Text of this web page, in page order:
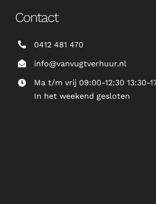
Contact
0412 481 470
info@vanvugtverhuur.nl
Ma t/m vrij 09:00-12:30 13:30-
In het weekend gesloten